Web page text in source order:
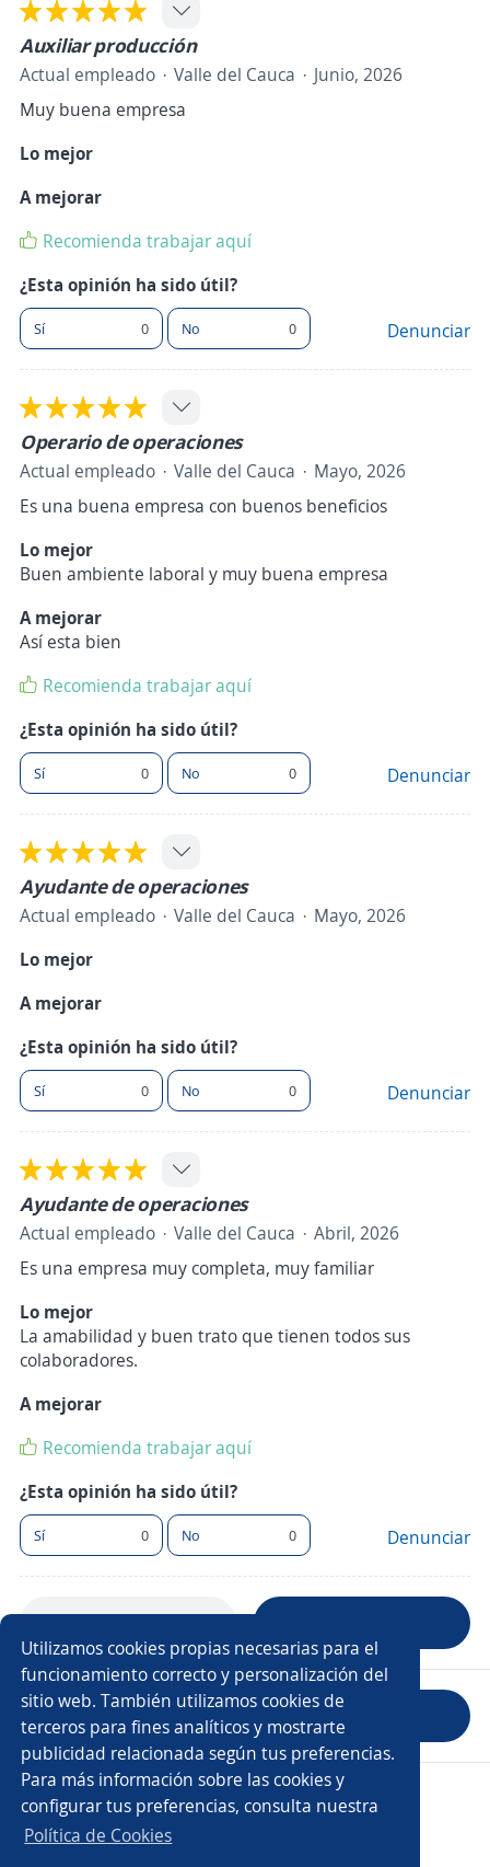
Utilizamos cookies propias necesarias para el
funcionamiento correcto y personalización del
sitio web. También utilizamos cookies de
terceros para fines analíticos y mostrarte
publicidad relacionada según tus preferencias.
Para más información sobre las cookies y
configurar tus preferencias, consulta nuestra
Política de Cookies
Auxiliar producción
Actual empleado Valle del Cauca
Junio, 2026
Muy buena empresa
Lo mejor
A mejorar
Recomienda trabajar aquí
¿Esta opinión ha sido útil?
Sí 0 No 0 Denunciar
Operario de operaciones
Actual empleado Valle del Cauca
Mayo, 2026
Es una buena empresa con buenos beneficios
Lo mejor
Buen ambiente laboral y muy buena empresa
A mejorar
Así esta bien
Recomienda trabajar aquí
¿Esta opinión ha sido útil?
Sí 0 No 0 Denunciar
Ayudante de operaciones
Actual empleado Valle del Cauca
Mayo, 2026
Lo mejor
A mejorar
¿Esta opinión ha sido útil?
Sí 0 No 0 Denunciar
Ayudante de operaciones
Actual empleado Valle del Cauca
Abril, 2026
Es una empresa muy completa, muy familiar
Lo mejor
La amabilidad y buen trato que tienen todos sus
colaboradores.
A mejorar
Recomienda trabajar aquí
¿Esta opinión ha sido útil?
Sí 0 No 0 Denunciar
Evaluar empresa
Copyright 2014 - 2026 DGNET LTD.
/